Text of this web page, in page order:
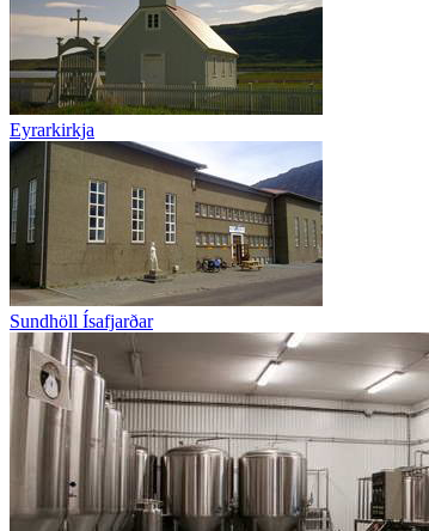
Eyrarkirkja
Sundhöll Ísafjarðar